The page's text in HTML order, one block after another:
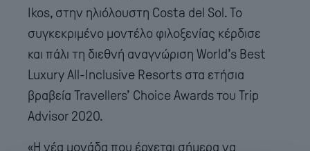
Ikos, στην ηλιόλουστη Costa del Sol. Το
συγκεκριμένο μοντέλο φιλοξενίας κέρδισε
και πάλι τη διεθνή αναγνώριση World’s Best
Luxury All-Inclusive Resorts στα ετήσια
βραβεία Travellers’ Choice Awards του Trip
Advisor 2020.
«Η νέα μονάδα που έρχεται σήμερα να